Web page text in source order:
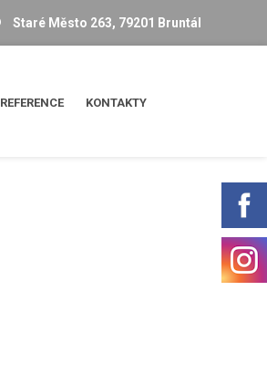
Staré Město 263, 79201 Bruntál
REFERENCE KONTAKTY